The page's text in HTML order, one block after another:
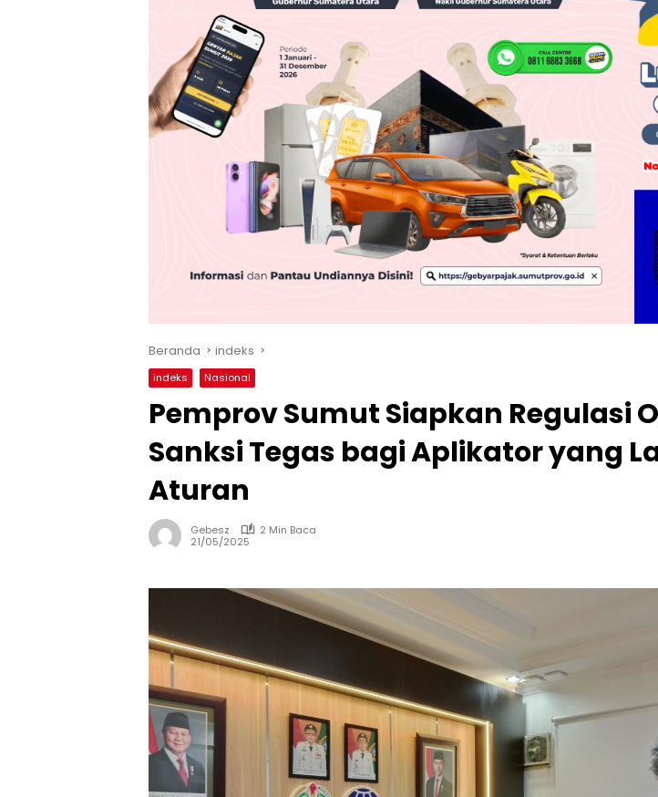
Beranda indeks
indeks Nasional
Pemprov Sumut Siapkan Regulasi
Sanksi Tegas bagi Aplikator yang
Aturan
Gebesz
2 Min Baca
21/05/2025